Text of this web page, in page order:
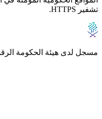
تشفير HTTPS.
مسجل لدى هيئة الحكومة